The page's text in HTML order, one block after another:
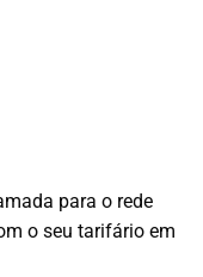
para o rede
o seu tarifário em